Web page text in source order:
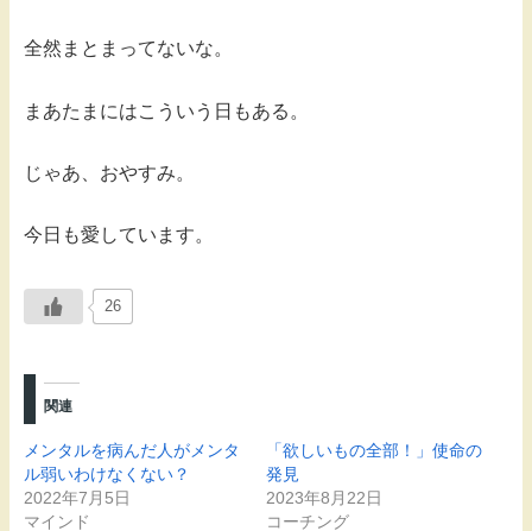
全然まとまってないな。
まあたまにはこういう日もある。
じゃあ、おやすみ。
今日も愛しています。
26
関連
メンタルを病んだ人がメンタ
ル弱いわけなくない？
2022年7月5日
マインド
「欲しいもの全部！」使命の
発見
2023年8月22日
コーチング